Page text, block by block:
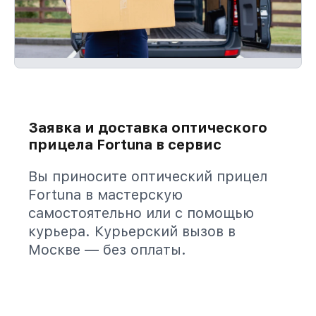
Заявка и доставка оптического
прицела Fortuna в сервис
Вы приносите оптический прицел
Fortuna в мастерскую
самостоятельно или с помощью
курьера. Курьерский вызов в
Москве — без оплаты.